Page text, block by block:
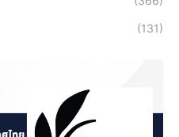
(131)